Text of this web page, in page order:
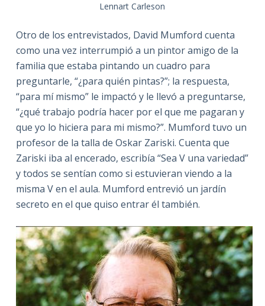
Lennart Carleson
Otro de los entrevistados, David Mumford cuenta
como una vez interrumpió a un pintor amigo de la
familia que estaba pintando un cuadro para
preguntarle, “¿para quién pintas?”; la respuesta,
“para mí mismo” le impactó y le llevó a preguntarse,
“¿qué trabajo podría hacer por el que me pagaran y
que yo lo hiciera para mi mismo?”. Mumford tuvo un
profesor de la talla de Oskar Zariski. Cuenta que
Zariski iba al encerado, escribía “Sea V una variedad”
y todos se sentían como si estuvieran viendo a la
misma V en el aula. Mumford entrevió un jardín
secreto en el que quiso entrar él también.